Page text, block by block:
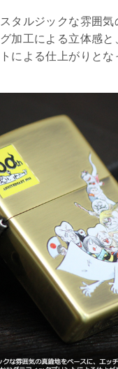
タルジックな雰囲気
加工による立体感と
による仕上がりとな